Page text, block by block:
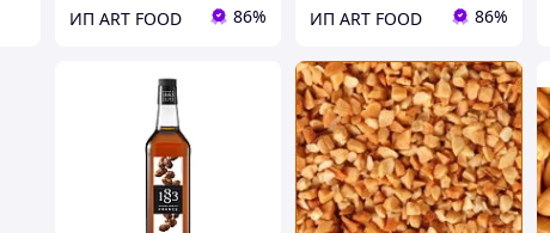
ИП ART FOOD 86% ИП ART FOOD 86%